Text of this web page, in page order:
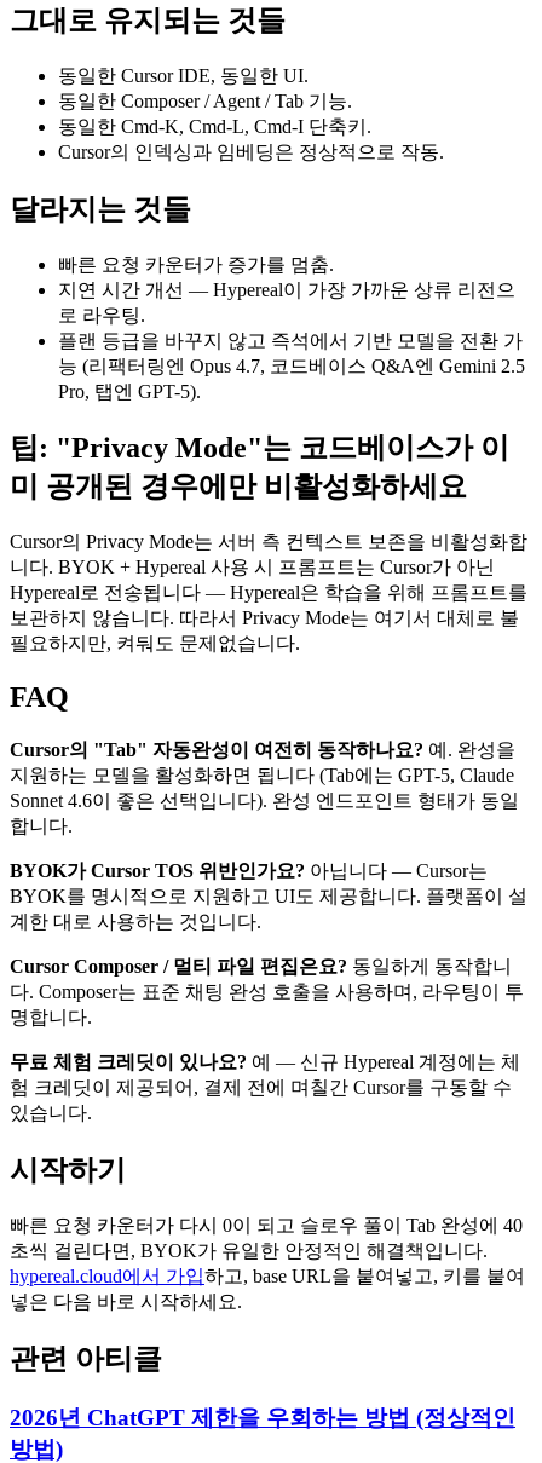
그대로 유지되는 것들
동일한 Cursor IDE, 동일한 UI.
동일한 Composer / Agent / Tab 기능.
동일한 Cmd-K, Cmd-L, Cmd-I 단축키.
Cursor의 인덱싱과 임베딩은 정상적으로 작동.
달라지는 것들
빠른 요청 카운터가 증가를 멈춤.
지연 시간 개선 — Hypereal이 가장 가까운 상류 리전으
로 라우팅.
플랜 등급을 바꾸지 않고 즉석에서 기반 모델을 전환 가
능 (리팩터링엔 Opus 4.7, 코드베이스 Q&A엔 Gemini 2.5
Pro, 탭엔 GPT-5).
팁: "Privacy Mode"는 코드베이스가 이
미 공개된 경우에만 비활성화하세요
Cursor의 Privacy Mode는 서버 측 컨텍스트 보존을 비활성화합
니다. BYOK + Hypereal 사용 시 프롬프트는 Cursor가 아닌
Hypereal로 전송됩니다 — Hypereal은 학습을 위해 프롬프트를
보관하지 않습니다. 따라서 Privacy Mode는 여기서 대체로 불
필요하지만, 켜둬도 문제없습니다.
FAQ
Cursor의 "Tab" 자동완성이 여전히 동작하나요? 예. 완성을
지원하는 모델을 활성화하면 됩니다 (Tab에는 GPT-5, Claude
Sonnet 4.6이 좋은 선택입니다). 완성 엔드포인트 형태가 동일
합니다.
BYOK가 Cursor TOS 위반인가요? 아닙니다 — Cursor는
BYOK를 명시적으로 지원하고 UI도 제공합니다. 플랫폼이 설
계한 대로 사용하는 것입니다.
Cursor Composer / 멀티 파일 편집은요? 동일하게 동작합니
다. Composer는 표준 채팅 완성 호출을 사용하며, 라우팅이 투
명합니다.
무료 체험 크레딧이 있나요? 예 — 신규 Hypereal 계정에는 체
험 크레딧이 제공되어, 결제 전에 며칠간 Cursor를 구동할 수
있습니다.
시작하기
빠른 요청 카운터가 다시 0이 되고 슬로우 풀이 Tab 완성에 40
초씩 걸린다면, BYOK가 유일한 안정적인 해결책입니다.
hypereal.cloud에서 가입하고, base URL을 붙여넣고, 키를 붙여
넣은 다음 바로 시작하세요.
관련 아티클
2026년 ChatGPT 제한을 우회하는 방법 (정상적인
방법)